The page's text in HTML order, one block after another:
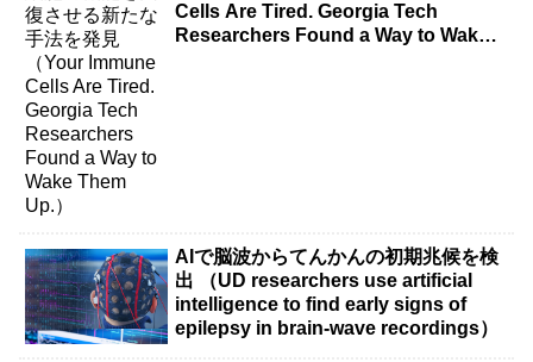
Cells Are Tired. Georgia Tech
Researchers Found a Way to Wake
AIで脳波からてんかんの初期兆候を検
出 （UD researchers use artificial
intelligence to find early signs of
epilepsy in brain-wave recordings）